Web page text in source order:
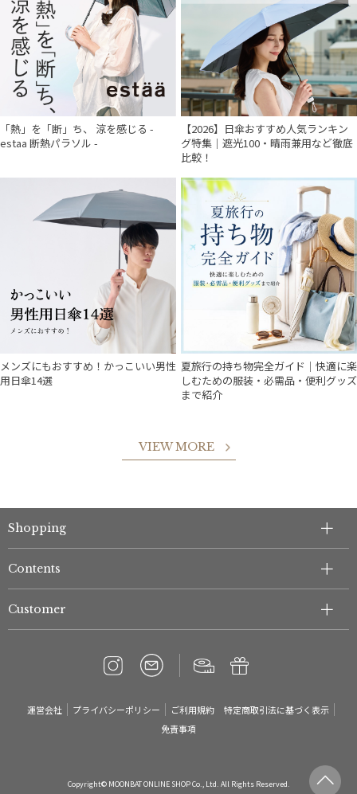
件
「熱」を「断」ち、 涼を感じる -
estaa 断熱パラソル -
【2026】日傘おすすめ人気ランキン
グ特集｜遮光100・晴雨兼用など徹底
比較！
メンズにもおすすめ！かっこいい男性
用日傘14選
夏旅行の持ち物完全ガイド｜快適に楽
しむための服装・必需品・便利グッズ
まで紹介
VIEW MORE
Shopping
Contents
Customer
運営会社 プライバシーポリシー ご利用規約
特定商取引法に基づく表示
免責事項
Copyright© MOONBAT ONLINE SHOP Co., Ltd. All Rights Reserved.